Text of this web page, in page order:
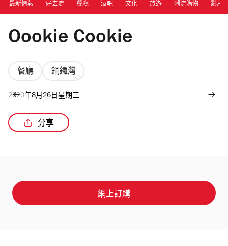
最新情報 好去處 餐廳 酒吧 文化 旅遊 潮流購物 影片
Photograph: Calvin Sit
Oookie Cookie
餐廳 銅鑼灣
2020年8月26日星期三
分享
網上訂購